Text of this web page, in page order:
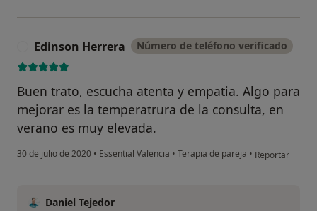
Edinson Herrera Número de teléfono verificado
Buen trato, escucha atenta y empatia. Algo para
mejorar es la temperatrura de la consulta, en
verano es muy elevada.
30 de julio de 2020 • Essential Valencia • Terapia de pareja • en opinión del
Reportar
Daniel Tejedor